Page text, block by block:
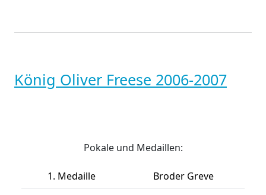
König Oliver Freese 2006-2007
Pokale und Medaillen:
1. Medaille
Broder Greve